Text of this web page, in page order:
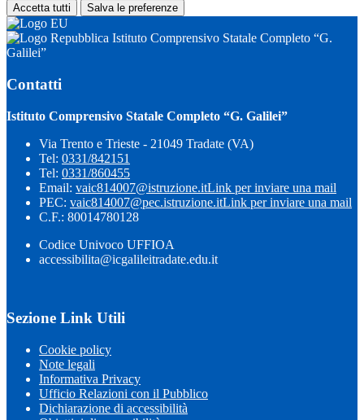
Accetta tutti Salva le preferenze
Istituto Comprensivo Statale Completo “G.
Galilei”
Contatti
Istituto Comprensivo Statale Completo “G. Galilei”
Via Trento e Trieste - 21049 Tradate (VA)
Tel: 0331/842151
Tel: 0331/860455
Email: vaic814007@istruzione.itLink per inviare una mail
PEC: vaic814007@pec.istruzione.itLink per inviare una mail
C.F.: 80014780128
Codice Univoco UFFIOA
accessibilita@icgalileitradate.edu.it
Sezione Link Utili
Cookie policy
Note legali
Informativa Privacy
Ufficio Relazioni con il Pubblico
Dichiarazione di accessibilità